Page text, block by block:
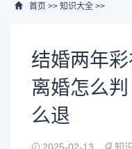
首页 >> 知识大全 >>
结婚两年
离婚怎么
么退